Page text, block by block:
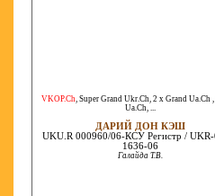
VKOP.Ch, Super Grand Ukr.Ch, 2 x Grand Ua.Ch,
Ua.Ch, ...
ДАРИЙ ДОН КЭШ
UKU.R 000960/06-КСУ Регистр /
1636-06
Галайда Т.В.